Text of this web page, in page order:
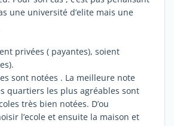
une université d’elite mais une
privées ( payantes), soient
sont notées . La meilleure note
quartiers les plus agréables sont
très bien notées. D’ou
l’ecole et ensuite la maison et